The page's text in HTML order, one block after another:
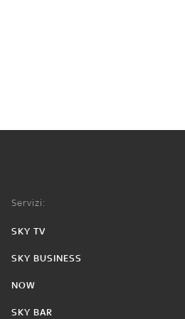
Servizi:
SKY TV
SKY BUSINESS
NOW
SKY BAR